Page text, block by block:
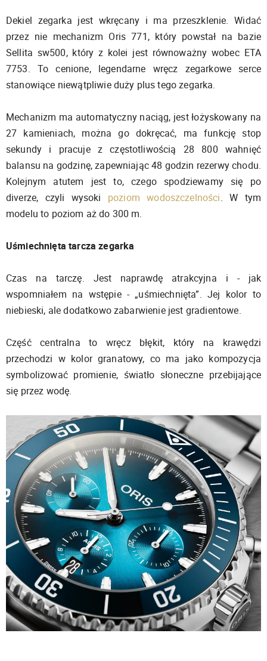
Dekiel zegarka jest wkręcany i ma przeszklenie. Widać
przez nie mechanizm Oris 771, który powstał na bazie
Sellita sw500, który z kolei jest równoważny wobec ETA
7753. To cenione, legendarne wręcz zegarkowe serce
stanowiące niewątpliwie duży plus tego zegarka.
Mechanizm ma automatyczny naciąg, jest łożyskowany na
27 kamieniach, można go dokręcać, ma funkcję stop
sekundy i pracuje z częstotliwością 28 800 wahnięć
balansu na godzinę, zapewniając 48 godzin rezerwy chodu.
Kolejnym atutem jest to, czego spodziewamy się po
diverze, czyli wysoki poziom wodoszczelności. W tym
modelu to poziom aż do 300 m.
Uśmiechnięta tarcza zegarka
Czas na tarczę. Jest naprawdę atrakcyjna i - jak
wspomniałem na wstępie - „uśmiechnięta”. Jej kolor to
niebieski, ale dodatkowo zabarwienie jest gradientowe.
Część centralna to wręcz błękit, który na krawędzi
przechodzi w kolor granatowy, co ma jako kompozycja
symbolizować promienie, światło słoneczne przebijające
się przez wodę.